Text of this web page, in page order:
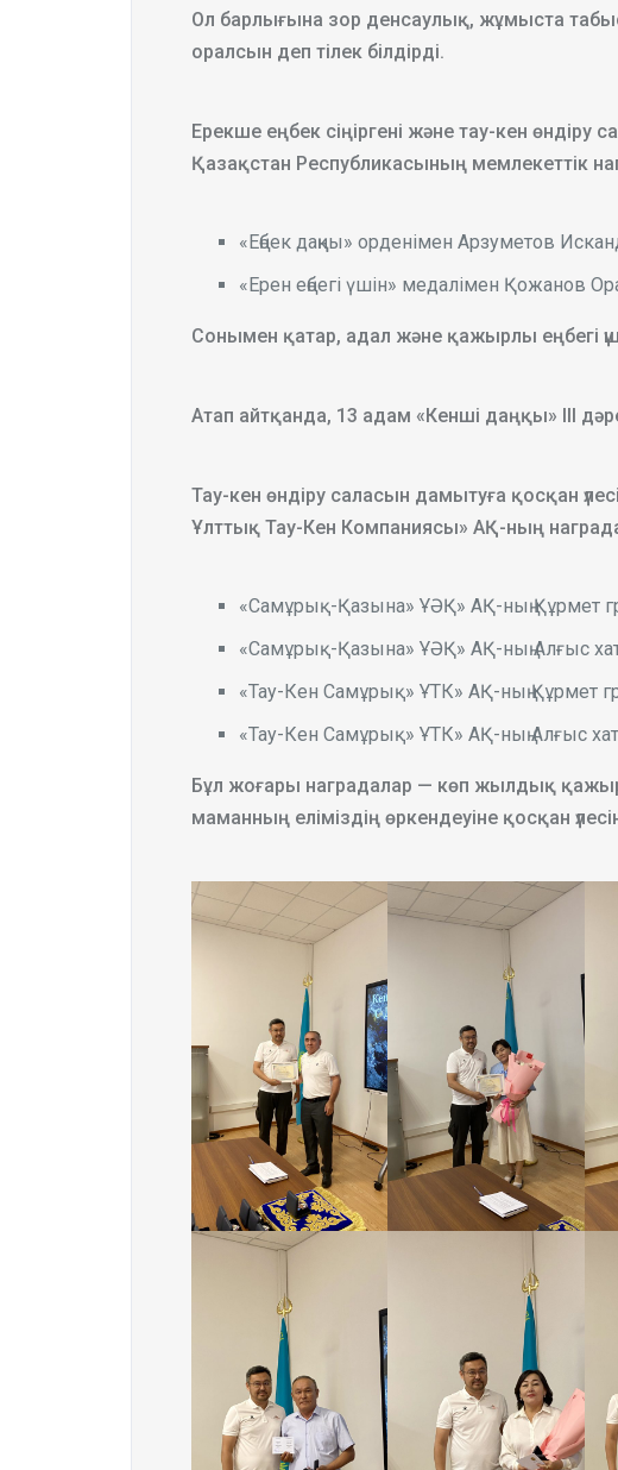
Ол барлығына зор денсаулық, жұмыста
оралсын деп тілек білдірді.
Ерекше еңбек сіңіргені және тау-кен өндіру
Қазақстан Республикасының мемлекеттік
«Еңбек даңқы» орденімен Арзуметов
«Ерен еңбегі үшін» медалімен Қожанов
Сонымен қатар, адал және қажырлы еңбегі
Атап айтқанда, 13 адам «Кенші даңқы» III
Тау-кен өндіру саласын дамытуға қосқан
Ұлттық Тау-Кен Компаниясы» АҚ-ның
«Самұрық-Қазына» ҰӘҚ» АҚ-ның Құрмет
«Самұрық-Қазына» ҰӘҚ» АҚ-ның Алғыс
«Тау-Кен Самұрық» ҰТК» АҚ-ның Құрмет
«Тау-Кен Самұрық» ҰТК» АҚ-ның Алғыс
Бұл жоғары наградалар — көп жылдық
маманның еліміздің өркендеуіне қосқан